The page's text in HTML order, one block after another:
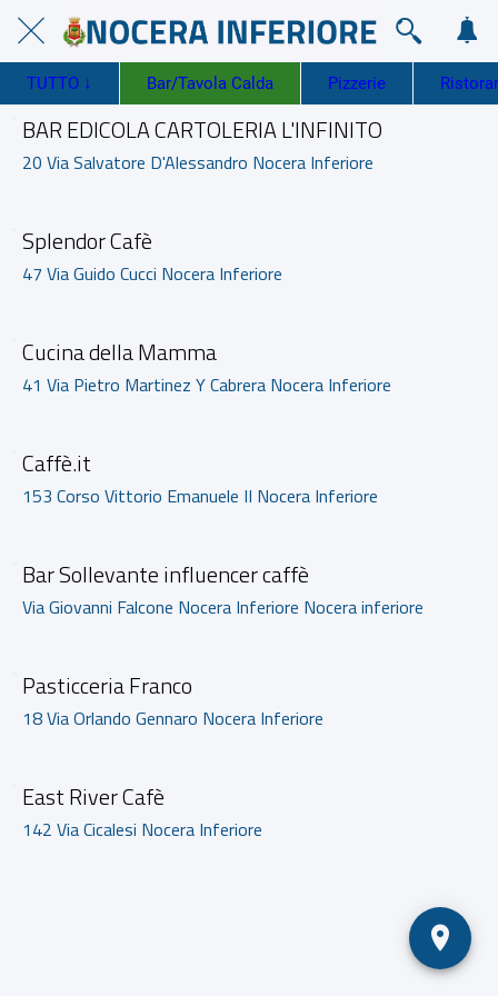
TUTTO ↓ Bar/Tavola Calda Pizzerie
BAR EDICOLA CARTOLERIA L'INFINITO
20 Via Salvatore D'Alessandro Nocera Inferiore
Splendor Cafè
47 Via Guido Cucci Nocera Inferiore
Cucina della Mamma
41 Via Pietro Martinez Y Cabrera Nocera Inferiore
Caffè.it
153 Corso Vittorio Emanuele II Nocera Inferiore
Bar Sollevante influencer caffè
Via Giovanni Falcone Nocera Inferiore Nocera inferiore
Pasticceria Franco
18 Via Orlando Gennaro Nocera Inferiore
East River Cafè
142 Via Cicalesi Nocera Inferiore